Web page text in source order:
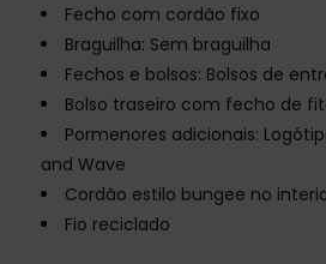
Fecho com cordão fixo
Braguilha: Sem braguilha
Fechos e bolsos: Bolsos de
Bolso traseiro com fecho de
Pormenores adicionais:
and Wave
Cordão estilo bungee no
Fio reciclado